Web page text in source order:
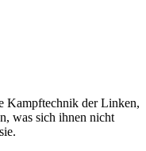
Kampftechnik der Linken,
was sich ihnen nicht